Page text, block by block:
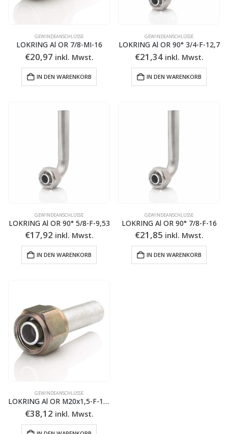
GEWINDEANSCHLÜSSE
LOKRING Al OR 7/8-MI-16
€20,97 inkl. Mwst.
IN DEN WARENKORB
GEWINDEANSCHLÜSSE
LOKRING Al OR 90° 3/4-F-12,7
€21,34 inkl. Mwst.
IN DEN WARENKORB
GEWINDEANSCHLÜSSE
LOKRING Al OR 90° 5/8-F-9,53
€17,92 inkl. Mwst.
IN DEN WARENKORB
GEWINDEANSCHLÜSSE
LOKRING Al OR 90° 7/8-F-16
€21,85 inkl. Mwst.
IN DEN WARENKORB
GEWINDEANSCHLÜSSE
LOKRING Al OR M20x1,5-F-12.7
€38,12 inkl. Mwst.